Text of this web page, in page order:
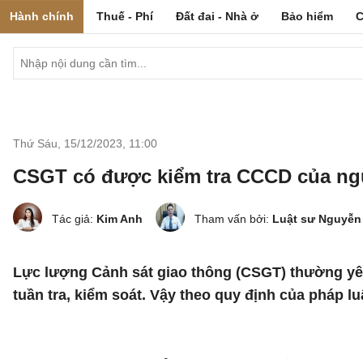
Hành chính Thuế - Phí Đất đai - Nhà ở Bảo hiểm
Thứ Sáu, 15/12/2023 11:00
CSGT có được kiểm tra CCCD của
Tác giả: Kim Anh Tham vấn bởi: Luật sư
Lực lượng Cảnh sát giao thông (CSGT) thường
tuần tra, kiểm soát. Vậy theo quy định của pháp